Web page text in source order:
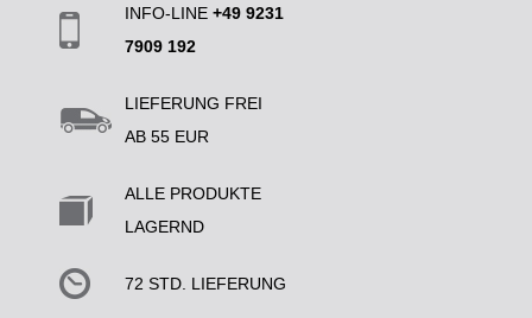
INFO-LINE +49 9231
7909 192
LIEFERUNG FREI
AB 55 EUR
ALLE PRODUKTE
LAGERND
72 STD. LIEFERUNG